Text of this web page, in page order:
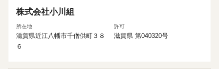
株式会社小川組
所在地
滋賀県近江八幡市千僧供町３８
６
許可
滋賀県 第040320号